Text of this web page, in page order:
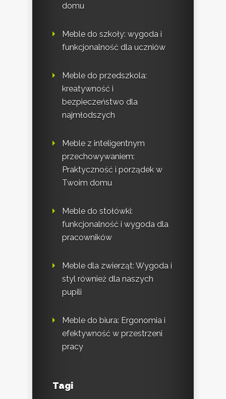
domu
Meble do szkoły: wygoda i
funkcjonalność dla uczniów
Meble do przedszkola:
kreatywność i
bezpieczeństwo dla
najmłodszych
Meble z inteligentnym
przechowywaniem:
Praktyczność i porządek w
Twoim domu
Meble do stołówki:
funkcjonalność i wygoda dla
pracowników
Meble dla zwierząt: Wygoda i
styl również dla naszych
pupili
Meble do biura: Ergonomia i
efektywność w przestrzeni
pracy
Tagi